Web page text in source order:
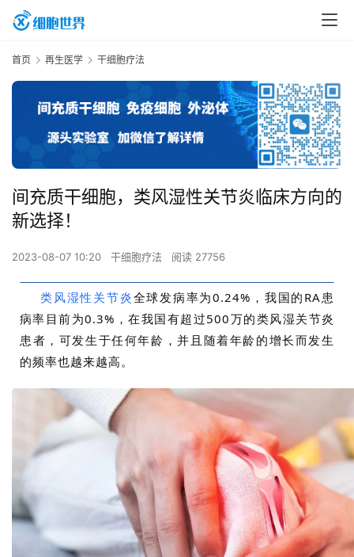
首页 再生医学 干细胞疗法
间充质干细胞，类风湿性关节炎临床方向的
新选择！
2023-08-07 10:20 干细胞疗法 阅读 27756
类风湿性关节炎全球发病率为0.24%，我国的RA患
病率目前为0.3%，在我国有超过500万的类风湿关节炎
患者，可发生于任何年龄，并且随着年龄的增长而发生
的频率也越来越高。